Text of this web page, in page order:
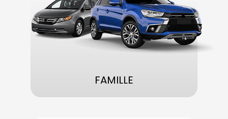
FAMILLE